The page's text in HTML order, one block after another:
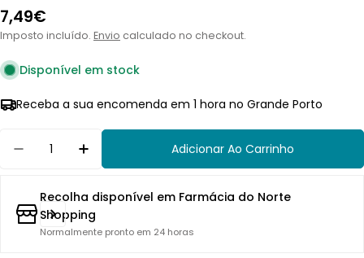
Preço
normal
7,49€
Imposto incluído. Envio calculado no checkout.
Disponível em stock
Receba a sua encomenda em 1 hora no Grande Porto
Diminuir Quantidade Para Panadol Extra
Aumentar Quantidade Para Panadol
Adicionar Ao Carrinho
Recolha disponível em Farmácia do Norte
Shopping
Normalmente pronto em 24 horas